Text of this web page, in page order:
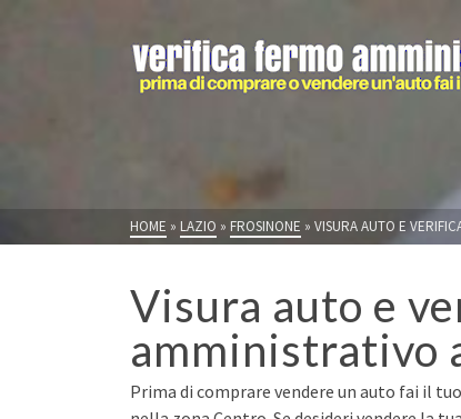
HOME » LAZIO » FROSINONE » VISURA AUTO E
Visura auto e
amministrativo
Prima di comprare vendere un auto fai il